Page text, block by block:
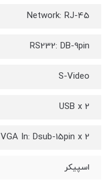
Network: RJ-45
RS232: DB-9pin
S-Video
USB x 2
VGA In: Dsub-15pin x 2
اسپیکر